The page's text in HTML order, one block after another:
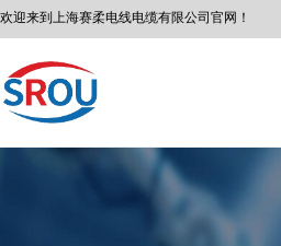
欢迎来到 上海赛柔电线电缆有限公司 官网！